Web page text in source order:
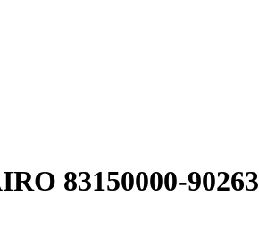
83150000-90263